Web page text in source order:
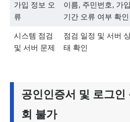
가입 정보 오
류
이름, 주민번호, 가입
기간 오류 여부 확인
시스템 점검
및 서버 문제
점검 일정 및 서버
태 확인
공인인증서 및 로그인
회 불가